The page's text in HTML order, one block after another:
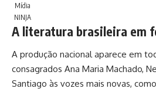
Mídia
NINJA
A literatura brasileira em
A produção nacional aparece em
consagrados Ana Maria Machado,
Santiago às vozes mais novas,